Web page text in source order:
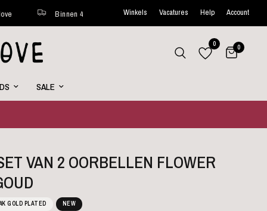
Binnen 48 uur verstuurd* Wekelijks nieuwe favorites online
Winkels Vacatures Help Account
0 0
SALE
VAN 2 OORBELLEN FLOWER
GOLD PLATED NEW